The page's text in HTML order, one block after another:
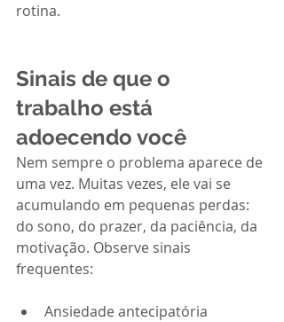
rotina.
Sinais de que o
trabalho está
adoecendo você
Nem sempre o problema aparece de
uma vez. Muitas vezes, ele vai se
acumulando em pequenas perdas:
do sono, do prazer, da paciência, da
motivação. Observe sinais
frequentes:
Ansiedade antecipatória